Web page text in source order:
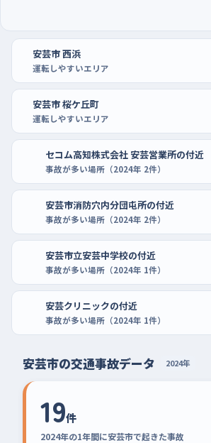
練習は朝の早い通勤・通学の時間帯を避けた
きに動く時間は、判断する材料が急に増えて
らだ。その山が過ぎた昼前後の落ち着いた時
じ道でもずいぶん見通しがよく感じられる。
駐車の練習は、ワークウェイ安芸店やホー
店のような広い駐車場を借りるのが早い。
も落ち着いていられる。入れる・出す・まっす
り返せば、街なかの狭い交差点でも車の大
になる。
安芸市 西浜
運転しやすいエリア
安芸市 桜ケ丘町
運転しやすいエリア
セコム高知株式会社 安芸営業所の付近
事故が多い場所（2024年 2件）
安芸市消防穴内分団屯所の付近
事故が多い場所（2024年 2件）
安芸市立安芸中学校の付近
事故が多い場所（2024年 1件）
安芸クリニックの付近
事故が多い場所（2024年 1件）
安芸市の交通事故データ 2024年
19件
2024年の1年間に安芸市で起きた事故